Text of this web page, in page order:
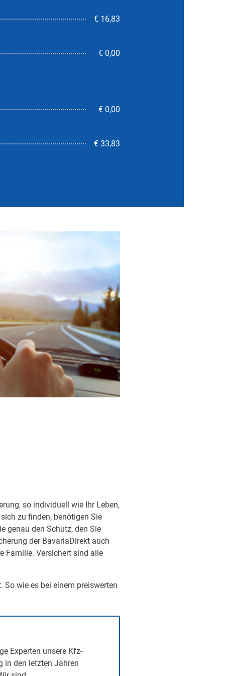
€ 16,83
€ 0,00
€ 0,00
€ 33,83
so individuell wie Ihr Leben,
zu finden, benötigen Sie
genau den Schutz, den Sie
der BavariaDirekt auch
Familie. Versichert sind alle
So wie es bei einem preiswerten
Experten unsere Kfz-
in den letzten Jahren